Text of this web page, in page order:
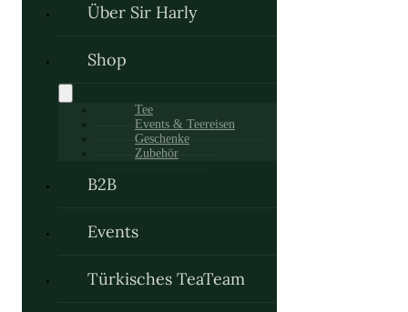
Über Sir Harly
Shop
Tee
Events & Teereisen
Geschenke
Zubehör
B2B
Events
Türkisches TeaTeam